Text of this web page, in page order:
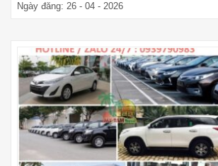
Ngày đăng: 26 - 04 - 2026